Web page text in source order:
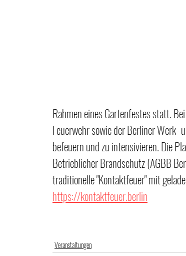
Rahmen eines Gartenfestes statt.
Feuerwehr sowie der Berliner Werk-
befeuern und zu intensivieren. Die
Betrieblicher Brandschutz (AGBB
traditionelle "Kontaktfeuer" mit
https://kontaktfeuer.berlin
Veranstaltungen